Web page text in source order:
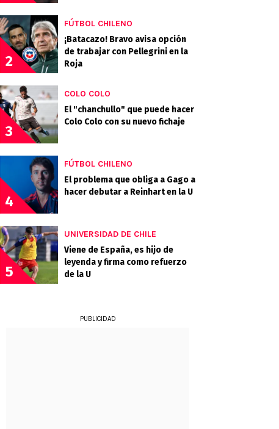
2
FÚTBOL CHILENO
¡Batacazo! Bravo avisa opción
de trabajar con Pellegrini en la
Roja
3
COLO COLO
El "chanchullo" que puede hacer
Colo Colo con su nuevo fichaje
4
FÚTBOL CHILENO
El problema que obliga a Gago a
hacer debutar a Reinhart en la U
5
UNIVERSIDAD DE CHILE
Viene de España, es hijo de
leyenda y firma como refuerzo
de la U
PUBLICIDAD